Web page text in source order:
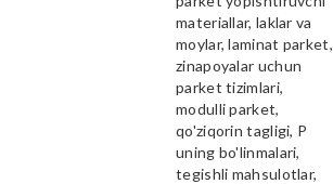
materiallar, laklar va
moylar, laminat parket,
zinapoyalar uchun
parket tizimlari,
modulli parket,
qo'ziqorin tagligi, P
uning bo'linmalari,
tegishli mahsulotlar,